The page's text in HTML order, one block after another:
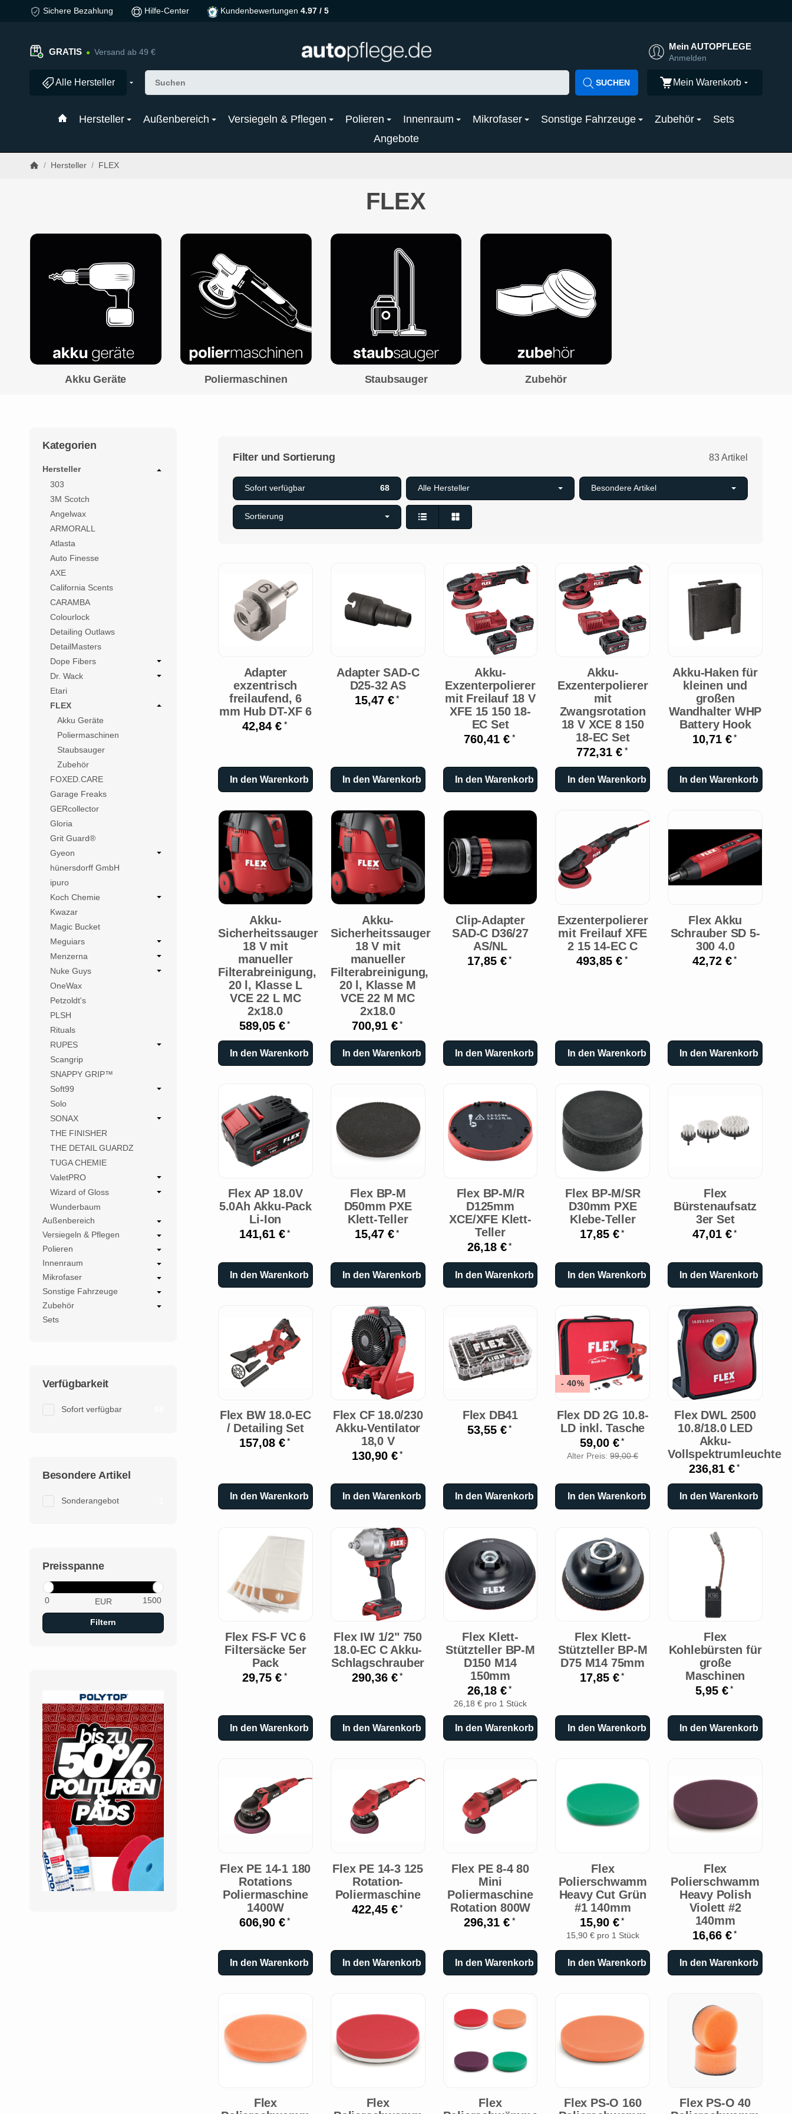
Sichere Bezahlung Hilfe-Center Kundenbewertungen 4.97 / 5
GRATIS Versand ab 49 €
Mein AUTOPFLEGE
Anmelden
Alle Hersteller SUCHEN Mein Warenkorb
Hersteller Außenbereich Versiegeln & Pflegen Polieren Innenraum Mikrofaser Sonstige Fahrzeuge Zubehör
Sets
Angebote
/ Hersteller / FLEX
FLEX
Akku Geräte Poliermaschinen Staubsauger Zubehör
Filter und Sortierung 83 Artikel
Sofort verfügbar 68 Alle Hersteller Besondere Artikel
Sortierung
Adapter
exzentrisch
freilaufend, 6
mm Hub DT-XF 6
42,84 €*
In den Warenkorb
Adapter SAD-C
D25-32 AS
15,47 €*
In den Warenkorb
Akku-
Exzenterpolierer
mit Freilauf 18 V
XFE 15 150 18-
EC Set
760,41 €*
In den Warenkorb
Akku-
Exzenterpolierer
mit
Zwangsrotation
18 V XCE 8 150
18-EC Set
772,31 €*
In den Warenkorb
Akku-Haken für
kleinen und
großen
Wandhalter WHP
Battery Hook
10,71 €*
In den Warenkorb
Akku-
Sicherheitssauger
18 V mit
manueller
Filterabreinigung,
20 l, Klasse L
VCE 22 L MC
2x18.0
589,05 €*
In den Warenkorb
Akku-
Sicherheitssauger
18 V mit
manueller
Filterabreinigung,
20 l, Klasse M
VCE 22 M MC
2x18.0
700,91 €*
In den Warenkorb
Clip-Adapter
SAD-C D36/27
AS/NL
17,85 €*
In den Warenkorb
Exzenterpolierer
mit Freilauf XFE
2 15 14-EC C
493,85 €*
In den Warenkorb
Flex Akku
Schrauber SD 5-
300 4.0
42,72 €*
In den Warenkorb
Flex AP 18.0V
5.0Ah Akku-Pack
Li-Ion
141,61 €*
In den Warenkorb
Flex BP-M
D50mm PXE
Klett-Teller
15,47 €*
In den Warenkorb
Flex BP-M/R
D125mm
XCE/XFE Klett-
Teller
26,18 €*
In den Warenkorb
Flex BP-M/SR
D30mm PXE
Klebe-Teller
17,85 €*
In den Warenkorb
Flex
Bürstenaufsatz
3er Set
47,01 €*
In den Warenkorb
Flex BW 18.0-EC
/ Detailing Set
157,08 €*
In den Warenkorb
Flex CF 18.0/230
Akku-Ventilator
18,0 V
130,90 €*
In den Warenkorb
Flex DB41
53,55 €*
In den Warenkorb
- 40%
Flex DD 2G 10.8-
LD inkl. Tasche
59,00 €*
Alter Preis:99,00 €
In den Warenkorb
Flex DWL 2500
10.8/18.0 LED
Akku-
Vollspektrumleuchte
236,81 €*
In den Warenkorb
Flex FS-F VC 6
Filtersäcke 5er
Pack
29,75 €*
In den Warenkorb
Flex IW 1/2" 750
18.0-EC C Akku-
Schlagschrauber
290,36 €*
In den Warenkorb
Flex Klett-
Stützteller BP-M
D150 M14
150mm
26,18 €*
26,18 € pro 1 Stück
In den Warenkorb
Flex Klett-
Stützteller BP-M
D75 M14 75mm
17,85 €*
In den Warenkorb
Flex
Kohlebürsten für
große
Maschinen
5,95 €*
In den Warenkorb
Flex PE 14-1 180
Rotations
Poliermaschine
1400W
606,90 €*
In den Warenkorb
Flex PE 14-3 125
Rotation-
Poliermaschine
422,45 €*
In den Warenkorb
Flex PE 8-4 80
Mini
Poliermaschine
Rotation 800W
296,31 €*
In den Warenkorb
Flex
Polierschwamm
Heavy Cut Grün
#1 140mm
15,90 €*
15,90 € pro 1 Stück
In den Warenkorb
Flex
Polierschwamm
Heavy Polish
Violett #2
140mm
16,66 €*
In den Warenkorb
Flex
Flex
Flex
Flex PS-O 160
Flex PS-O 40
Kategorien
Hersteller
303
3M Scotch
Angelwax
ARMORALL
Atlasta
Auto Finesse
AXE
California Scents
CARAMBA
Colourlock
Detailing Outlaws
DetailMasters
Dope Fibers
Dr. Wack
Etari
FLEX
Akku Geräte
Poliermaschinen
Staubsauger
Zubehör
FOXED.CARE
Garage Freaks
GERcollector
Gloria
Grit Guard®
Gyeon
hünersdorff GmbH
ipuro
Koch Chemie
Kwazar
Magic Bucket
Meguiars
Menzerna
Nuke Guys
OneWax
Petzoldt's
PLSH
Rituals
RUPES
Scangrip
SNAPPY GRIP™
Soft99
Solo
SONAX
THE FINISHER
THE DETAIL GUARDZ
TUGA CHEMIE
ValetPRO
Wizard of Gloss
Wunderbaum
Außenbereich
Versiegeln & Pflegen
Polieren
Innenraum
Mikrofaser
Sonstige Fahrzeuge
Zubehör
Sets
Verfügbarkeit
Sofort verfügbar
Besondere Artikel
Sonderangebot
Preisspanne
EUR
Filtern